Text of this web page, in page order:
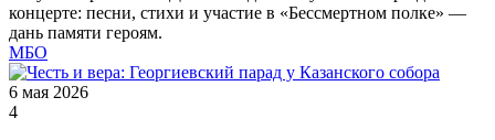
концерте: песни, стихи и участие в «Бессмертном полке» —
дань памяти героям.
МБО
6 мая 2026
4